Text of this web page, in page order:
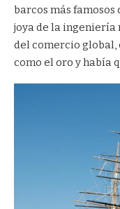
barcos más famosos
joya de la ingeniería
del comercio global,
como el oro y había